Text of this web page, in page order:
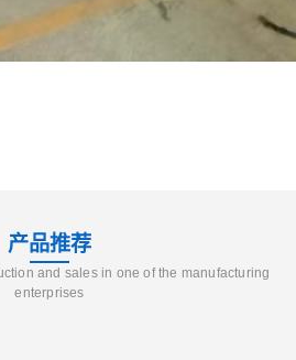
产品推荐
and sales in one of the manufacturing
enterprises